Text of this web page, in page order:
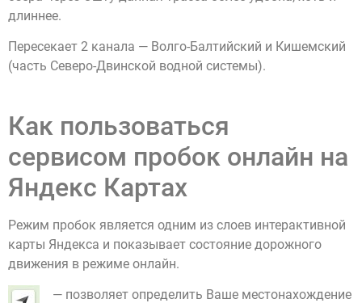
длиннее.
Пересекает 2 канала — Волго-Балтийский и Кишемский
(часть Северо-Двинской водной системы).
Как пользоваться
сервисом пробок онлайн на
Яндекс Картах
Режим пробок является одним из слоев интерактивной
карты Яндекса и показывает состояние дорожного
движения в режиме онлайн.
— позволяет определить Ваше местонахождение